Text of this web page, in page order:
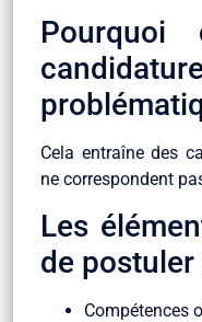
Cela entraîne des
ne correspondent
Les
de postuler
Compétences